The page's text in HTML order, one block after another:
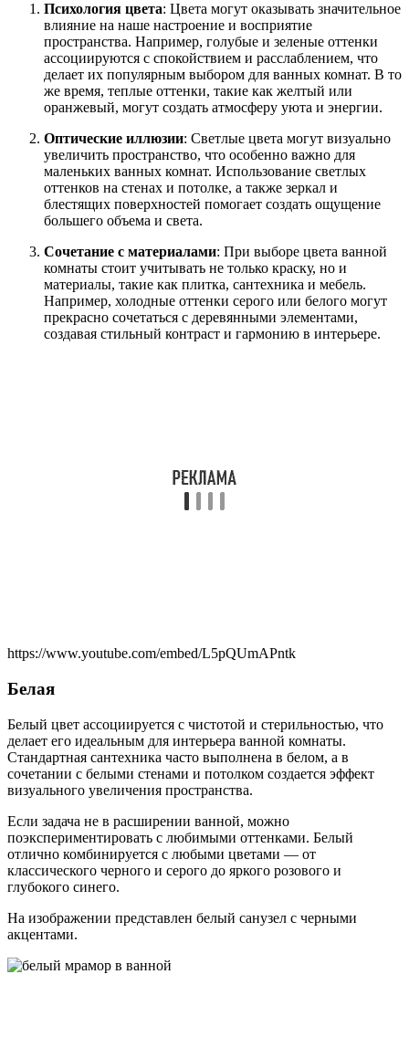
Психология цвета: Цвета могут оказывать значительное
влияние на наше настроение и восприятие
пространства. Например, голубые и зеленые оттенки
ассоциируются с спокойствием и расслаблением, что
делает их популярным выбором для ванных комнат. В то
же время, теплые оттенки, такие как желтый или
оранжевый, могут создать атмосферу уюта и энергии.
Оптические иллюзии: Светлые цвета могут визуально
увеличить пространство, что особенно важно для
маленьких ванных комнат. Использование светлых
оттенков на стенах и потолке, а также зеркал и
блестящих поверхностей помогает создать ощущение
большего объема и света.
Сочетание с материалами: При выборе цвета ванной
комнаты стоит учитывать не только краску, но и
материалы, такие как плитка, сантехника и мебель.
Например, холодные оттенки серого или белого могут
прекрасно сочетаться с деревянными элементами,
создавая стильный контраст и гармонию в интерьере.
https://www.youtube.com/embed/L5pQUmAPntk
Белая
Белый цвет ассоциируется с чистотой и стерильностью, что
делает его идеальным для интерьера ванной комнаты.
Стандартная сантехника часто выполнена в белом, а в
сочетании с белыми стенами и потолком создается эффект
визуального увеличения пространства.
Если задача не в расширении ванной, можно
поэкспериментировать с любимыми оттенками. Белый
отлично комбинируется с любыми цветами — от
классического черного и серого до яркого розового и
глубокого синего.
На изображении представлен белый санузел с черными
акцентами.